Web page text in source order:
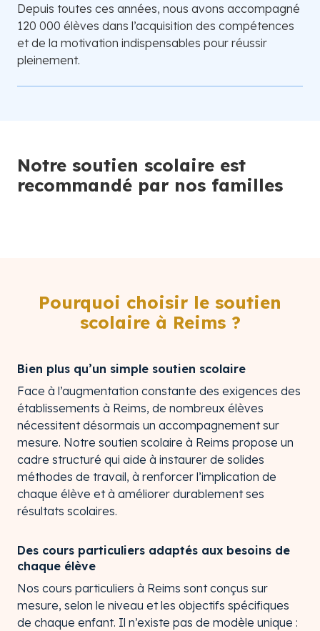
Depuis toutes ces années, nous avons accompagné
120 000 élèves dans l’acquisition des compétences
et de la motivation indispensables pour réussir
pleinement.
Notre soutien scolaire est
recommandé par nos familles
Pourquoi choisir le soutien
scolaire à Reims ?
Bien plus qu’un simple soutien scolaire
Face à l’augmentation constante des exigences des
établissements à Reims, de nombreux élèves
nécessitent désormais un accompagnement sur
mesure. Notre soutien scolaire à Reims propose un
cadre structuré qui aide à instaurer de solides
méthodes de travail, à renforcer l’implication de
chaque élève et à améliorer durablement ses
résultats scolaires.
Des cours particuliers adaptés aux besoins de
chaque élève
Nos cours particuliers à Reims sont conçus sur
mesure, selon le niveau et les objectifs spécifiques
de chaque enfant. Il n’existe pas de modèle unique :